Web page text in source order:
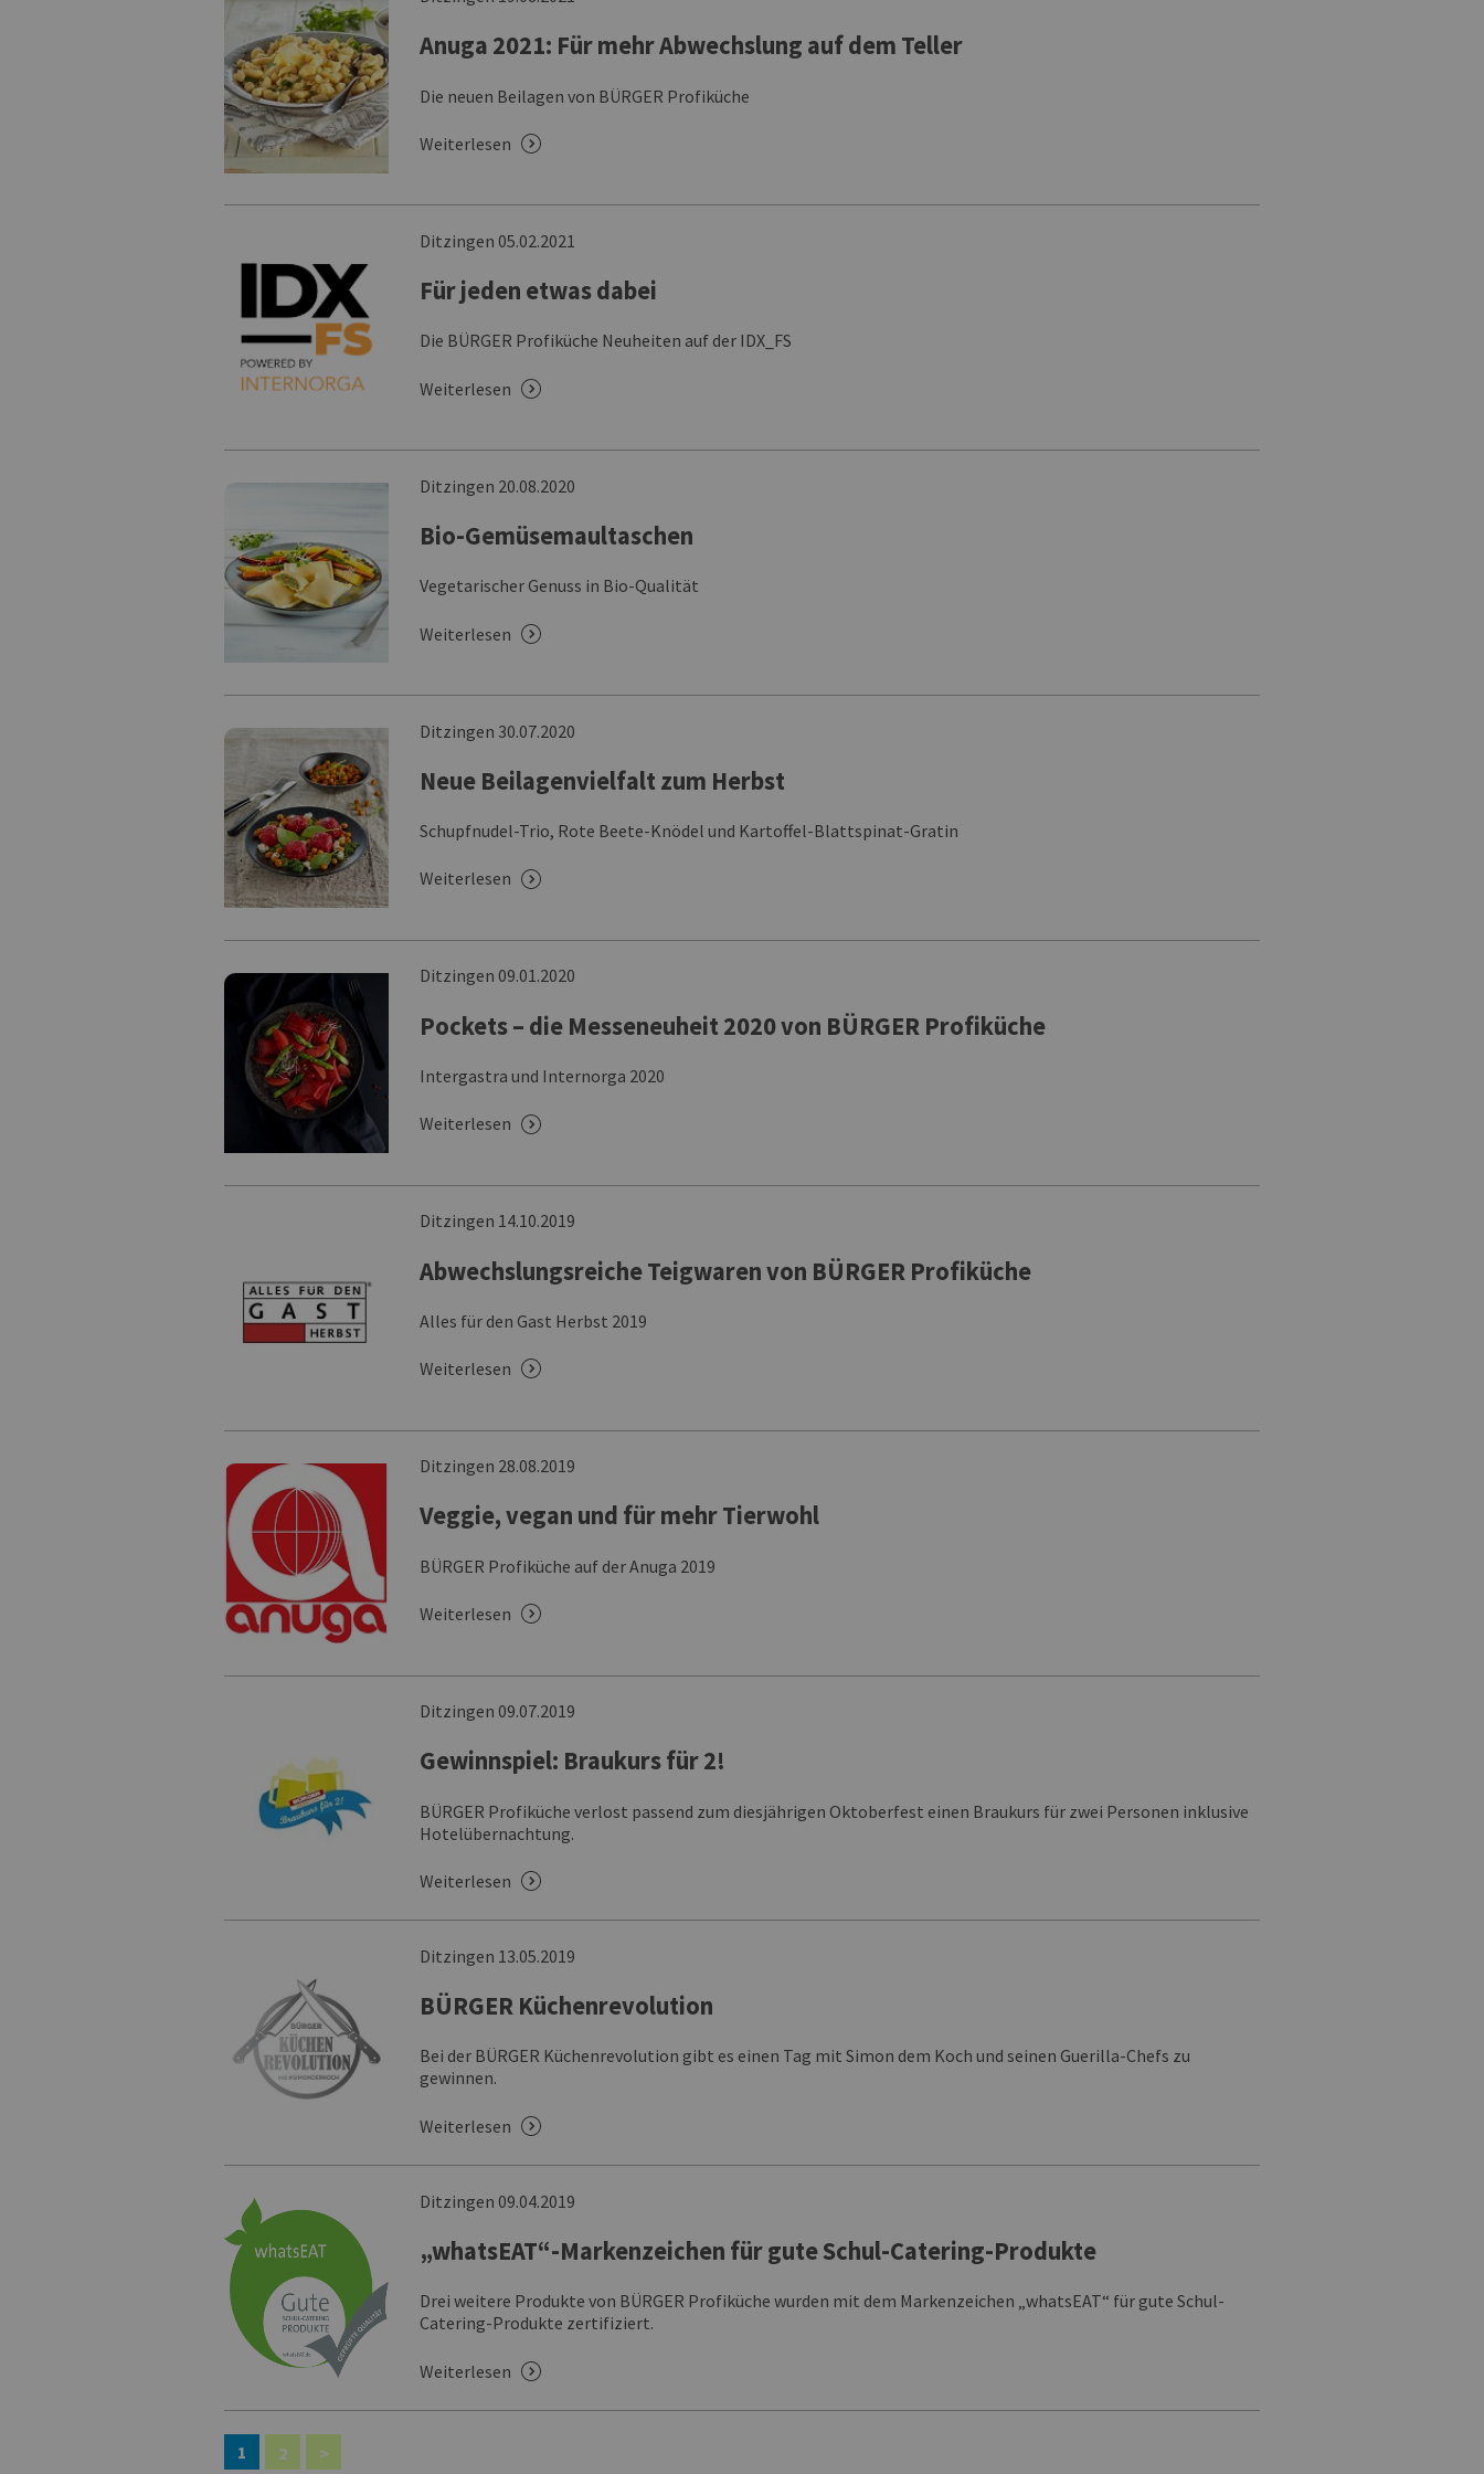
Anuga 2021: Für mehr Abwechslung auf dem Teller
Die neuen Beilagen von BÜRGER Profiküche
Weiterlesen
Ditzingen05.02.2021
Für jeden etwas dabei
Die BÜRGER Profiküche Neuheiten auf der IDX_FS
Weiterlesen
Ditzingen 20.08.2020
Bio-Gemüsemaultaschen
Vegetarischer Genuss in Bio-Qualität
Weiterlesen
Ditzingen 30.07.2020
Neue Beilagenvielfalt zum Herbst
Schupfnudel-Trio, Rote Beete-Knödel und Kartoffel-Blattspinat-Gratin
Weiterlesen
Ditzingen09.01.2020
Pockets – die Messeneuheit 2020 von BÜRGER Profiküche
Intergastra und Internorga 2020
Weiterlesen
Ditzingen 14.10.2019
Abwechslungsreiche Teigwaren von BÜRGER Profiküche
Alles für den Gast Herbst 2019
Weiterlesen
Ditzingen 28.08.2019
Veggie, vegan und für mehr Tierwohl
BÜRGER Profiküche auf der Anuga 2019
Weiterlesen
Ditzingen09.07.2019
Gewinnspiel: Braukurs für 2!
BÜRGER Profiküche verlost passend zum diesjährigen Oktoberfest einen Braukurs für zwei Personen inklusive
Hotelübernachtung.
Weiterlesen
Ditzingen 13.05.2019
BÜRGER Küchenrevolution
Bei der BÜRGER Küchenrevolution gibt es einen Tag mit Simon dem Koch und seinen Guerilla-Chefs zu
gewinnen.
Weiterlesen
Ditzingen09.04.2019
„whatsEAT“-Markenzeichen für gute Schul-Catering-Produkte
Drei weitere Produkte von BÜRGER Profiküche wurden mit dem Markenzeichen „whatsEAT“ für gute Schul-
Catering-Produkte zertifiziert.
Weiterlesen
1 2 >